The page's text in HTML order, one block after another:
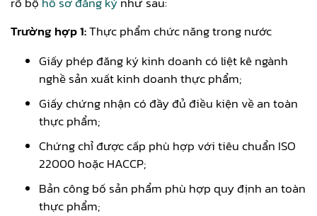
Trường hợp 1:Thực phẩm chức năng trong nước
Giấy phép đăng ký kinh doanh có liệt kê ngành
nghề sản xuất kinh doanh thực phẩm;
Giấy chứng nhận có đầy đủ điều kiện về an toàn
thực phẩm;
Chứng chỉ được cấp phù hợp với tiêu chuẩn ISO
22000 hoặc HACCP;
Bản công bố sản phẩm phù hợp quy định an toàn
thực phẩm;